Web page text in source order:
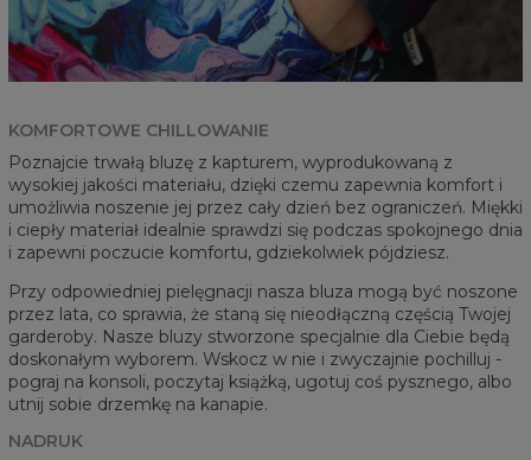
KOMFORTOWE CHILLOWANIE
Poznajcie trwałą bluzę z kapturem, wyprodukowaną z
wysokiej jakości materiału, dzięki czemu zapewnia komfort i
umożliwia noszenie jej przez cały dzień bez ograniczeń. Miękki
i ciepły materiał idealnie sprawdzi się podczas spokojnego dnia
i zapewni poczucie komfortu, gdziekolwiek pójdziesz.
Przy odpowiedniej pielęgnacji nasza bluza mogą być noszone
przez lata, co sprawia, że staną się nieodłączną częścią Twojej
garderoby. Nasze bluzy stworzone specjalnie dla Ciebie będą
doskonałym wyborem. Wskocz w nie i zwyczajnie pochilluj -
pograj na konsoli, poczytaj książką, ugotuj coś pysznego, albo
utnij sobie drzemkę na kanapie.
NADRUK